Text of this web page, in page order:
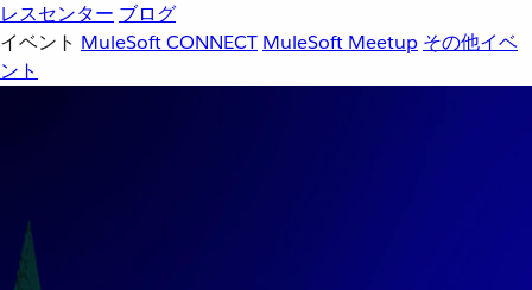
レスセンター ブログ
イベント MuleSoft CONNECT MuleSoft Meetup その他イベ
ント